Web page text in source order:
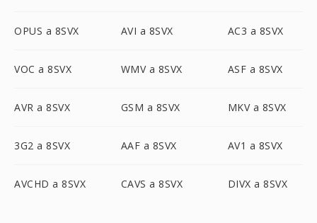
OPUS a 8SVX AVI a 8SVX AC3 a 8SVX
VOC a 8SVX WMV a 8SVX ASF a 8SVX
AVR a 8SVX GSM a 8SVX MKV a 8SVX
3G2 a 8SVX AAF a 8SVX AV1 a 8SVX
AVCHD a 8SVX CAVS a 8SVX DIVX a 8SVX